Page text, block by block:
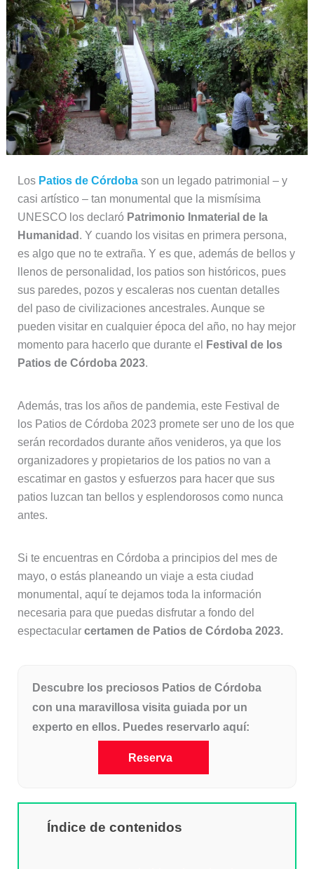
Los Patios de Córdobason un legado patrimonial – y
casi artístico – tan monumental que la mismísima
UNESCO los declaró Patrimonio Inmaterial de la
Humanidad . Y cuando los visitas en primera persona,
es algo que no te extraña. Y es que, además de bellos y
llenos de personalidad, los patios son históricos, pues
sus paredes, pozos y escaleras nos cuentan detalles
del paso de civilizaciones ancestrales. Aunque se
pueden visitar en cualquier época del año, no hay mejor
momento para hacerlo que durante el
Festival de los
Patios de Córdoba 2023.
Además, tras los años de pandemia, este Festival de
los Patios de Córdoba 2023 promete ser uno de los que
serán recordados durante años venideros, ya que los
organizadores y propietarios de los patios no van a
escatimar en gastos y esfuerzos para hacer que sus
patios luzcan tan bellos y esplendorosos como nunca
antes.
Si te encuentras en Córdoba a principios del mes de
mayo, o estás planeando un viaje a esta ciudad
monumental, aquí te dejamos toda la información
necesaria para que puedas disfrutar a fondo del
espectacular certamen de Patios de Córdoba 2023.
Descubre los preciosos Patios de Córdoba
con una maravillosa visita guiada por un
experto en ellos. Puedes reservarlo aquí:
Reserva
Índice de contenidos